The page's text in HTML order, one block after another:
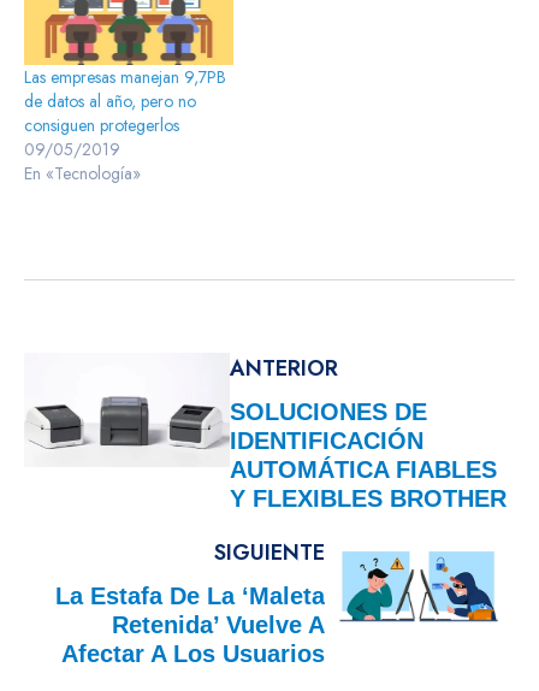
Las empresas manejan 9,7PB
de datos al año, pero no
consiguen protegerlos
09/05/2019
En «Tecnología»
ANTERIOR
SOLUCIONES DE
IDENTIFICACIÓN
AUTOMÁTICA FIABLES
Y FLEXIBLES BROTHER
SIGUIENTE
La Estafa De La ‘maleta
Retenida’ Vuelve A
Afectar A Los Usuarios